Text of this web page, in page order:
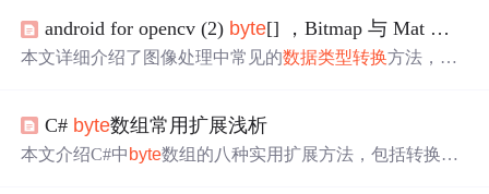
android for opencv (2) byte[] ，Bitmap 与 Mat 类型
本文详细介绍了图像处理中常见的数据类型转换方法，包
权限的动态获取方式。
C# byte数组常用扩展浅析
本文介绍C#中 byte数组的八种实用扩展方法，包括转换为